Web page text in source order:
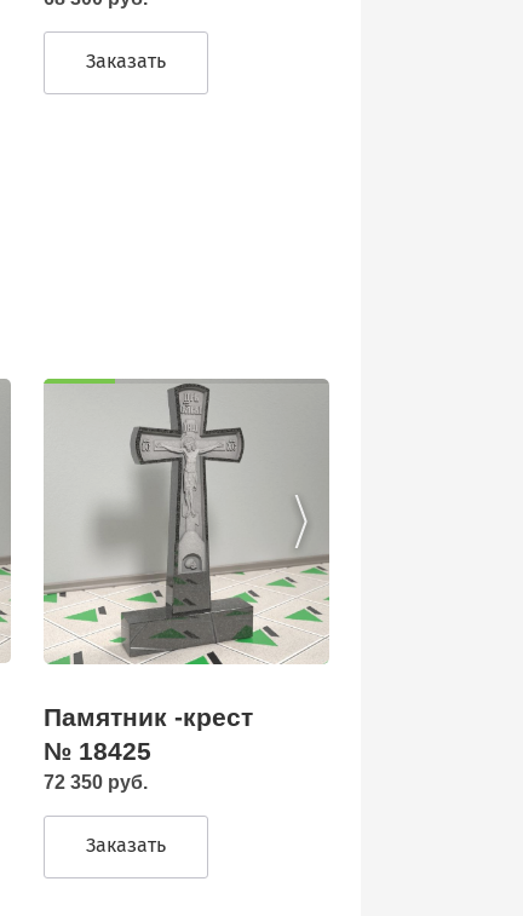
Заказать
Памятник -крест
№ 18425
72 350 руб.
Заказать